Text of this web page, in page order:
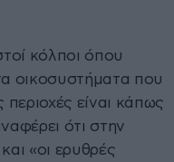
κόλποι όπου
οικοσυστήματα που
περιοχές είναι κάπως
ότι στην
«οι ερυθρές